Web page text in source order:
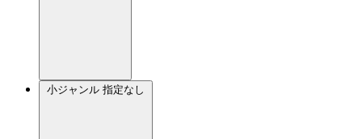
小ジャンル 指定なし